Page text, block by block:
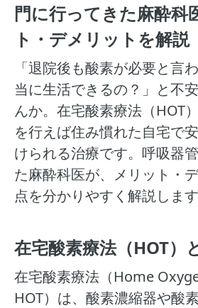
門に行ってきた麻酔科
ト・デメリットを解説
「退院後も酸素が必要と言
当に生活できるの？」と不
んか。在宅酸素療法（HOT
を行えば住み慣れた自宅で
けられる治療です。呼吸器
た麻酔科医が、メリット・
点を分かりやすく解説します
在宅酸素療法（HOT）
在宅酸素療法（Home
HOT）は、酸素濃縮器や酸